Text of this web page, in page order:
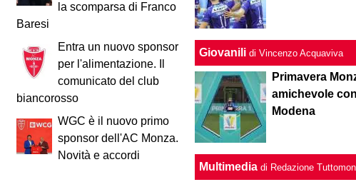
la scomparsa di Franco
Baresi
Entra un nuovo sponsor
per l'alimentazione. Il
comunicato del club
biancorosso
WGC è il nuovo primo
sponsor dell'AC Monza.
Novità e accordi
Giovanili di Vincenzo Acquaviva
Primavera
amichevole
Modena
Multimedia di Redazione